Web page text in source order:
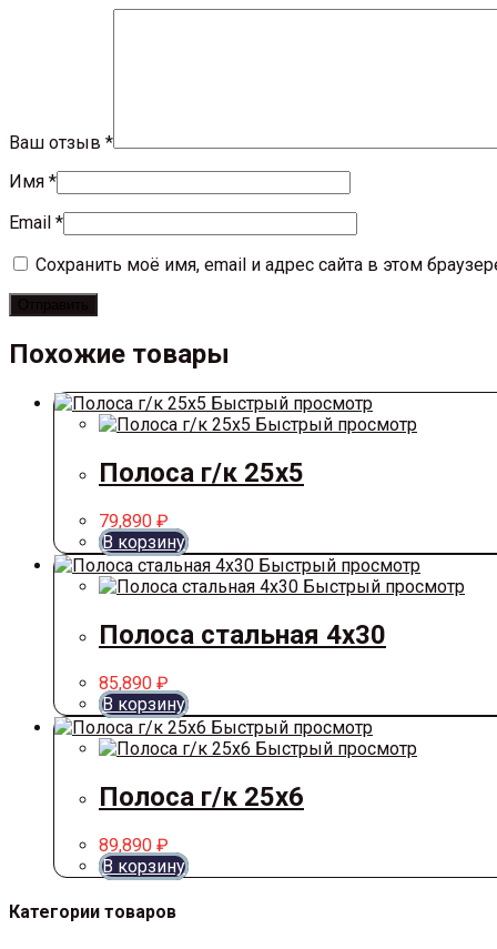
Ваш отзыв *
Имя *
Email *
Сохранить моё имя, email и адрес сайта в этом
Похожие товары
Быстрый просмотр
Быстрый просмотр
Полоса г/к 25х5
79,890 ₽
В корзину
Быстрый просмотр
Быстрый просмотр
Полоса стальная 4х30
85,890 ₽
В корзину
Быстрый просмотр
Быстрый просмотр
Полоса г/к 25х6
89,890 ₽
В корзину
Категории товаров